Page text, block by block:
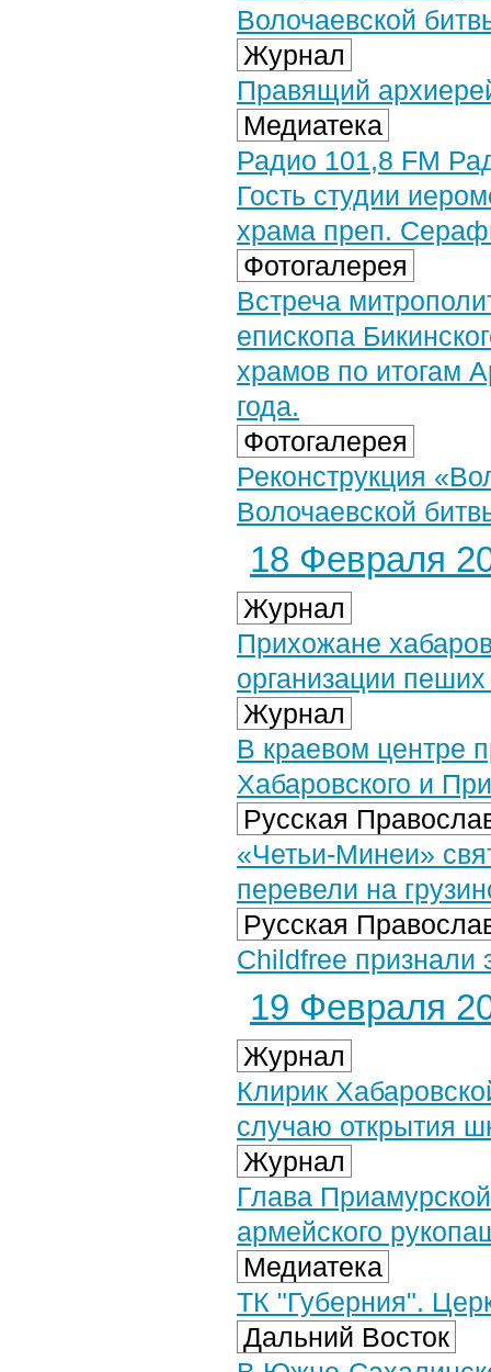
Волочаевской
Журнал
Правящий
Медиатека
Радио 101,8 FM
Гость студии
храма преп.
Фотогалерея
Встреча
епископа
храмов по итогам
года.
Фотогалерея
Реконструкция
Волочаевской
18 Февраля
Журнал
Прихожане
организации
Журнал
В краевом центре
Хабаровского и
Русская
«Четьи-Минеи»
перевели на
Русская
Childfree признали
19 Февраля
Журнал
Клирик
случаю открытия
Журнал
Глава
армейского
Медиатека
ТК "Губерния".
Дальний Восток